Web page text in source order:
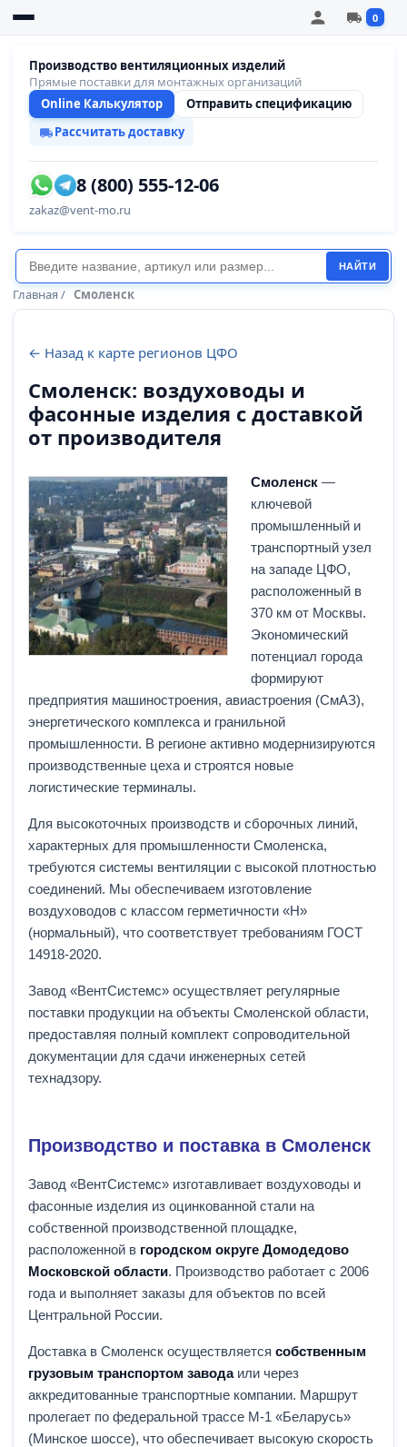
0
Производство вентиляционных изделий
Прямые поставки для монтажных организаций
Online Калькулятор
Отправить спецификацию
Рассчитать доставку
8 (800) 555-12-06
zakaz@vent-mo.ru
НАЙТИ
Главная / Смоленск
← Назад к карте регионов ЦФО
Смоленск: воздуховоды и
фасонные изделия с доставкой
от производителя
Смоленск —
ключевой
промышленный и
транспортный узел
на западе ЦФО,
расположенный в
370 км от Москвы.
Экономический
потенциал города
формируют
предприятия машиностроения, авиастроения (СмАЗ),
энергетического комплекса и гранильной
промышленности. В регионе активно модернизируются
производственные цеха и строятся новые
логистические терминалы.
Для высокоточных производств и сборочных линий,
характерных для промышленности Смоленска,
требуются системы вентиляции с высокой плотностью
соединений. Мы обеспечиваем изготовление
воздуховодов с классом герметичности «Н»
(нормальный), что соответствует требованиям ГОСТ
14918-2020.
Завод «ВентСистемс» осуществляет регулярные
поставки продукции на объекты Смоленской области,
предоставляя полный комплект сопроводительной
документации для сдачи инженерных сетей
технадзору.
Производство и поставка в Смоленск
Завод «ВентСистемс» изготавливает воздуховоды и
фасонные изделия из оцинкованной стали на
собственной производственной площадке,
расположенной в городском округе Домодедово
Московской области. Производство работает с 2006
года и выполняет заказы для объектов по всей
Центральной России.
Доставка в Смоленск осуществляется собственным
грузовым транспортом заводаили через
аккредитованные транспортные компании. Маршрут
пролегает по федеральной трассе М-1 «Беларусь»
(Минское шоссе), что обеспечивает высокую скорость